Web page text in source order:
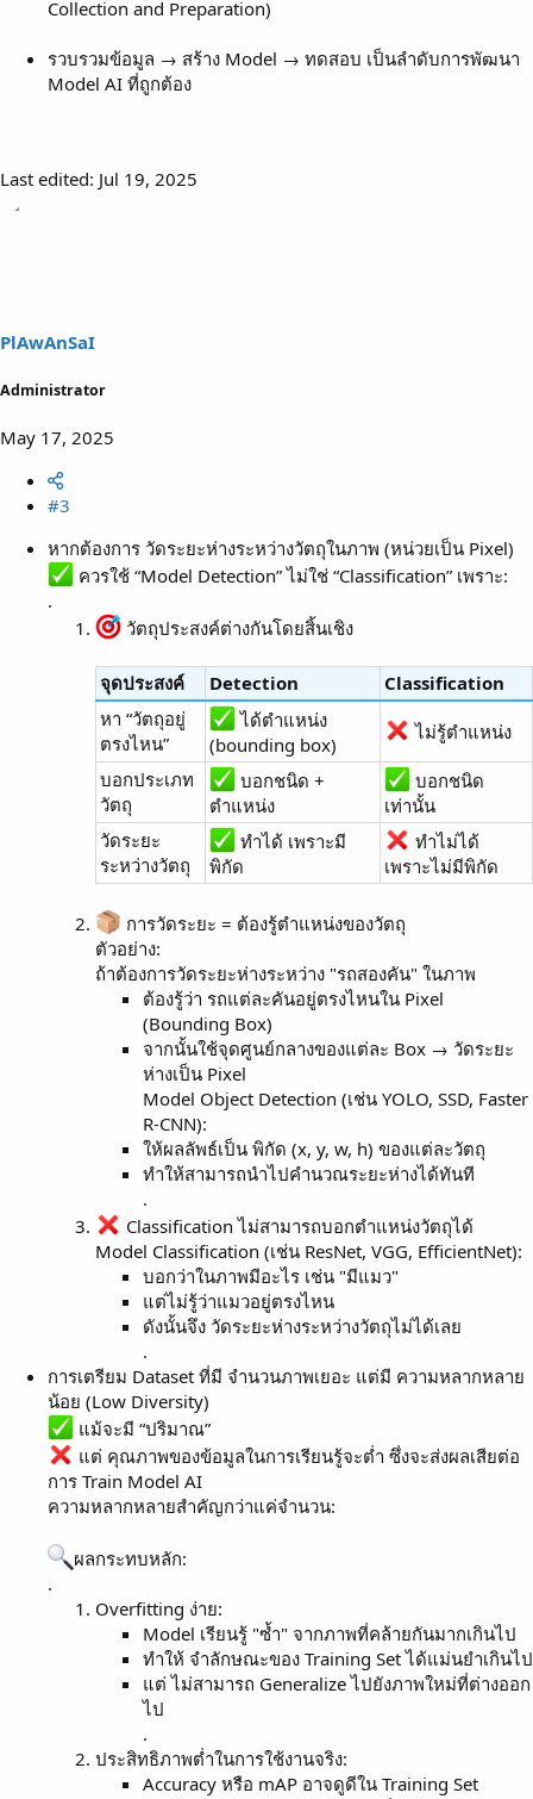
Collection and Preparation)
รวบรวมข้อมูล → สร้าง Model → ทดสอบ เป็นลำดับการพัฒนา
Model AI ที่ถูกต้อง
Last edited: Jul 19, 2025
PlAwAnSaI
Administrator
May 17, 2025
#3
หากต้องการ วัดระยะห่างระหว่างวัตถุในภาพ (หน่วยเป็น Pixel)
ควรใช้ “Model Detection” ไม่ใช่ “Classification” เพราะ:
.
วัตถุประสงค์ต่างกันโดยสิ้นเชิง
จุดประสงค์ Detection
Classification
หา “วัตถุอยู่
ตรงไหน”
ได้ตำแหน่ง
(bounding box)
ไม่รู้ตำแหน่ง
บอกประเภท
วัตถุ
บอกชนิด +
ตำแหน่ง
บอกชนิด
เท่านั้น
วัดระยะ
ระหว่างวัตถุ
ทำได้ เพราะมี
พิกัด
ทำไม่ได้
เพราะไม่มีพิกัด
การวัดระยะ = ต้องรู้ตำแหน่งของวัตถุ
ตัวอย่าง:
ถ้าต้องการวัดระยะห่างระหว่าง "รถสองคัน" ในภาพ
ต้องรู้ว่า รถแต่ละคันอยู่ตรงไหนใน Pixel
(Bounding Box)
จากนั้นใช้จุดศูนย์กลางของแต่ละ Box → วัดระยะ
ห่างเป็น Pixel
Model Object Detection (เช่น YOLO, SSD, Faster
R-CNN):
ให้ผลลัพธ์เป็น พิกัด (x, y, w, h) ของแต่ละวัตถุ
ทำให้สามารถนำไปคำนวณระยะห่างได้ทันที
.
Classification ไม่สามารถบอกตำแหน่งวัตถุได้
Model Classification (เช่น ResNet, VGG, EfficientNet):
บอกว่าในภาพมีอะไร เช่น "มีแมว"
แต่ไม่รู้ว่าแมวอยู่ตรงไหน
ดังนั้นจึง วัดระยะห่างระหว่างวัตถุไม่ได้เลย
.
การเตรียม Dataset ที่มี จำนวนภาพเยอะ แต่มี ความหลากหลาย
น้อย (Low Diversity)
แม้จะมี “ปริมาณ”
แต่ คุณภาพของข้อมูลในการเรียนรู้จะต่ำ ซึ่งจะส่งผลเสียต่อ
การ Train Model AI
ความหลากหลายสำคัญกว่าแค่จำนวน:
ผลกระทบหลัก:
.
Overfitting ง่าย:
Model เรียนรู้ "ซ้ำ" จากภาพที่คล้ายกันมากเกินไป
ทำให้ จำลักษณะของ Training Set ได้แม่นยำเกินไป
แต่ ไม่สามารถ Generalize ไปยังภาพใหม่ที่ต่างออก
ไป
.
ประสิทธิภาพต่ำในการใช้งานจริง:
Accuracy หรือ mAP อาจดูดีใน Training Set